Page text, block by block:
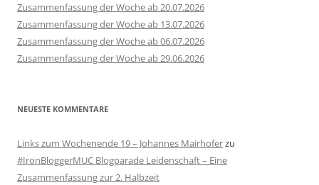
Zusammenfassung der Woche ab 20.07.2026
Zusammenfassung der Woche ab 13.07.2026
Zusammenfassung der Woche ab 06.07.2026
Zusammenfassung der Woche ab 29.06.2026
NEUESTE KOMMENTARE
Links zum Wochenende 19 – Johannes Mairhoferzu
#IronBloggerMUC Blogparade Leidenschaft – Eine
Zusammenfassung zur 2. Halbzeit